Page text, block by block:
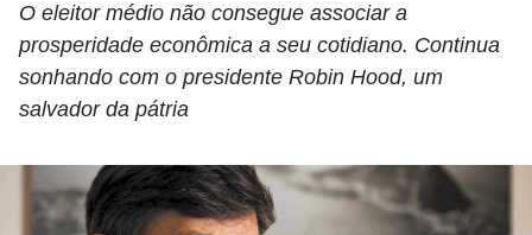
O eleitor médio não consegue associar a
prosperidade econômica a seu cotidiano. Continua
sonhando com o presidente Robin Hood, um
salvador da pátria